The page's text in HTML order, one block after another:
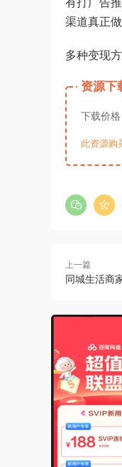
渠道真正
多种变现
资源下
下载价格
此资源购
上一篇
同城生活商